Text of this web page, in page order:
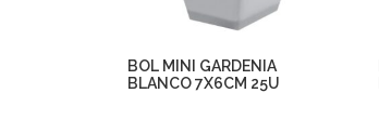
BOL MINI GARDENIA
BLANCO 7X6CM 25U